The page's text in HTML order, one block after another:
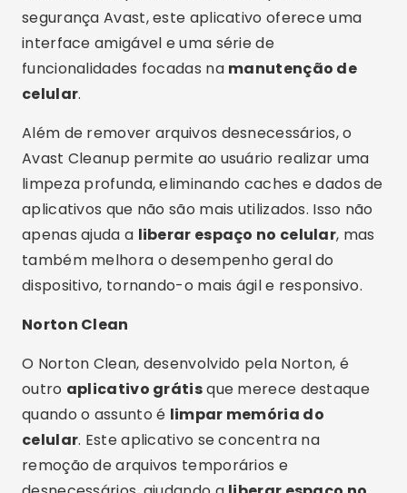
remoção de arquivos temporários e
desnecessários, ajudando aliberar espaço no
celulare, consequentemente, a melhorar o
desempenho do dispositivo.
Além de sua funcionalidade básica de limpeza, o
Norton Clean também oferece recursos para a
otimização de celular, como a exclusão de
APKs antigos e a desinstalação de aplicativos
que não são mais utilizados. Isso garante que o
aparelho esteja sempre funcionando da melhor
maneira possível, sem sobrecargas
Além das funcionalidades básicas de limpeza e
otimização de celular, muitos dos aplicativos
mencionados também oferecem outras
ferramentas úteis. Por exemplo, é comum
encontrar funcionalidades que permitem a